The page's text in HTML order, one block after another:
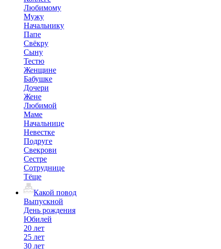
Любимому
Мужу
Начальнику
Папе
Свёкру
Сыну
Тестю
Женщине
Бабушке
Дочери
Жене
Любимой
Маме
Начальнице
Невестке
Подруге
Свекрови
Сестре
Сотруднице
Тёще
Какой повод
Выпускной
День рождения
Юбилей
20 лет
25 лет
30 лет